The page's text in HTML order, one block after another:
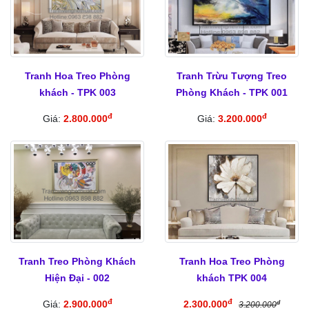
Tranh Hoa Treo Phòng
khách - TPK 003
Giá: 2.800.000đ
Tranh Trừu Tượng Treo
Phòng Khách - TPK 001
Giá: 3.200.000đ
Tranh Treo Phòng Khách
Hiện Đại - 002
Giá: 2.900.000đ
Tranh Hoa Treo Phòng
khách TPK 004
2.300.000đ 3.200.000đ